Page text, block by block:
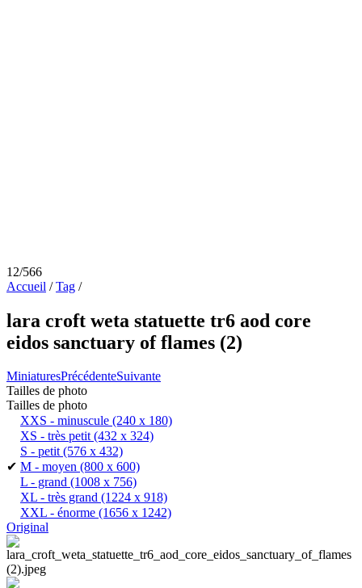
12/566
Accueil /Tag /
lara croft weta statuette tr6 aod core
eidos sanctuary of flames (2)
MiniaturesPrécédenteSuivante
Tailles de photo
Tailles de photo
XXS - minuscule (240 x 180)
XS - très petit(432 x 324)
S - petit(576 x 432)
✔ M - moyen (800 x 600)
L - grand (1008 x 756)
XL - très grand (1224 x 918)
XXL - énorme (1656 x 1242)
Original